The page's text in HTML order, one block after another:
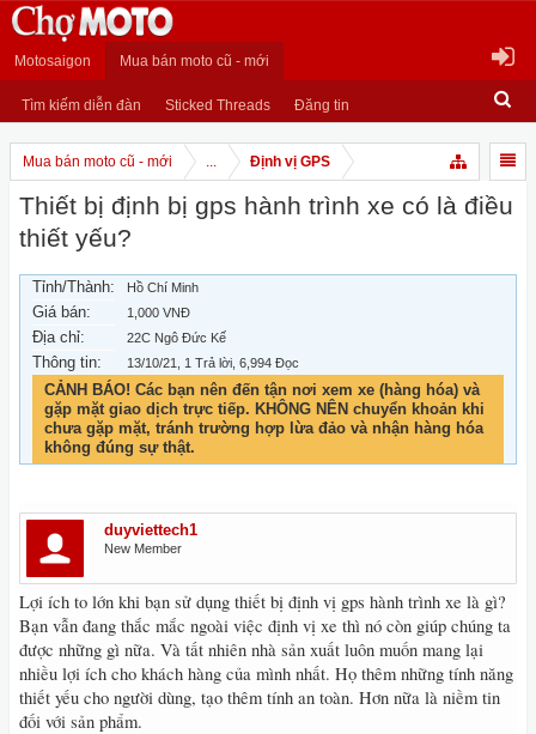
Motosaigon Mua bán moto cũ - mới
Tìm kiếm diễn đàn Sticked Threads Đăng tin
Mua bán moto cũ - mới ... Định vị GPS
Thiết bị định bị gps hành trình xe có là điều
thiết yếu?
Tỉnh/Thành: Hồ Chí Minh
Giá bán: 1,000 VNĐ
Địa chỉ: 22C Ngô Đức Kế
Thông tin: 13/10/21 , 1 Trả lời, 6,994 Đọc
CẢNH BÁO! Các bạn nên đến tận nơi xem xe (hàng hóa) và
gặp mặt giao dịch trực tiếp. KHÔNG NÊN chuyển khoản khi
chưa gặp mặt, tránh trường hợp lừa đảo và nhận hàng hóa
không đúng sự thật.
duyviettech1
New Member
Lợi ích to lớn khi bạn sử dụng thiết bị định vị gps hành trình xe là gì?
Bạn vẫn đang thắc mắc ngoài việc định vị xe thì nó còn giúp chúng ta
được những gì nữa. Và tất nhiên nhà sản xuất luôn muốn mang lại
nhiều lợi ích cho khách hàng của mình nhất. Họ thêm những tính năng
thiết yếu cho người dùng, tạo thêm tính an toàn. Hơn nữa là niềm tin
đối với sản phẩm.